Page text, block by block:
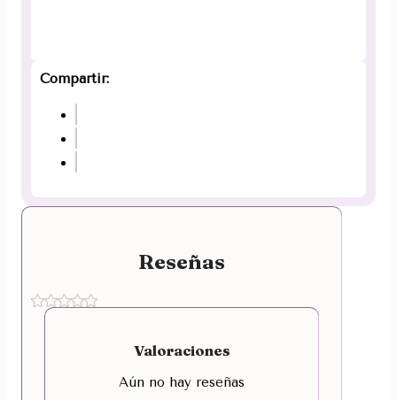
Compartir:
Reseñas
Valoraciones
Aún no hay reseñas